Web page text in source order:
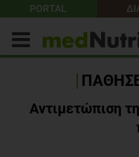
PORTAL
Αντιμετώπιση